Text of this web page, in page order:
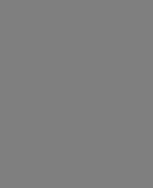
weiter für Sie
relevant für Sie zu
soziale Medien